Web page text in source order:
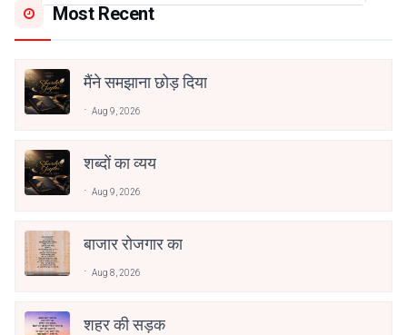
Most Recent
मैंने समझाना छोड़ दिया
Aug 9, 2026
शब्दों का व्यय
Aug 9, 2026
बाजार रोजगार का
Aug 8, 2026
शहर की सड़क